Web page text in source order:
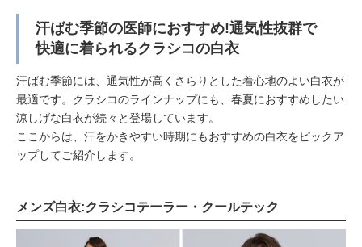
汗ばむ季節の医師におすすめ!通気性抜群で
快適に着られるクラシコの白衣
汗ばむ季節には、通気性が高くさらりとした着心地のよい白衣が
最適です。クラシコのラインナップにも、春夏におすすめしたい
涼しげな白衣が続々と登場しています。
ここからは、汗をかきやすい時期にもおすすめの白衣をピックア
ップしてご紹介します。
メンズ白衣:クラシコテーラー・クールテック